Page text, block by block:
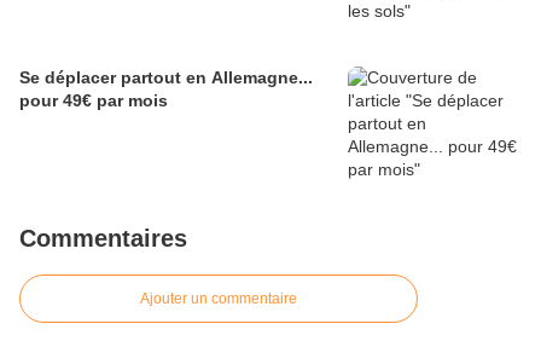
Se déplacer partout en Allemagne...
pour 49€ par mois
Commentaires
Ajouter un commentaire